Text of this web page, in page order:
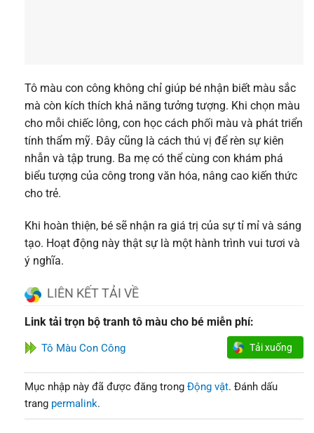
Tô màu con công không chỉ giúp bé nhận biết màu sắc
mà còn kích thích khả năng tưởng tượng. Khi chọn màu
cho mỗi chiếc lông, con học cách phối màu và phát triển
tính thẩm mỹ. Đây cũng là cách thú vị để rèn sự kiên
nhẫn và tập trung. Ba mẹ có thể cùng con khám phá
biểu tượng của công trong văn hóa, nâng cao kiến thức
cho trẻ.
Khi hoàn thiện, bé sẽ nhận ra giá trị của sự tỉ mỉ và sáng
tạo. Hoạt động này thật sự là một hành trình vui tươi và
ý nghĩa.
LIÊN KẾT TẢI VỀ
Link tải trọn bộ tranh tô màu cho bé miễn phí:
Tô Màu Con Công Tải xuống
Mục nhập này đã được đăng trong Động vật. Đánh dấu
trang permalink.